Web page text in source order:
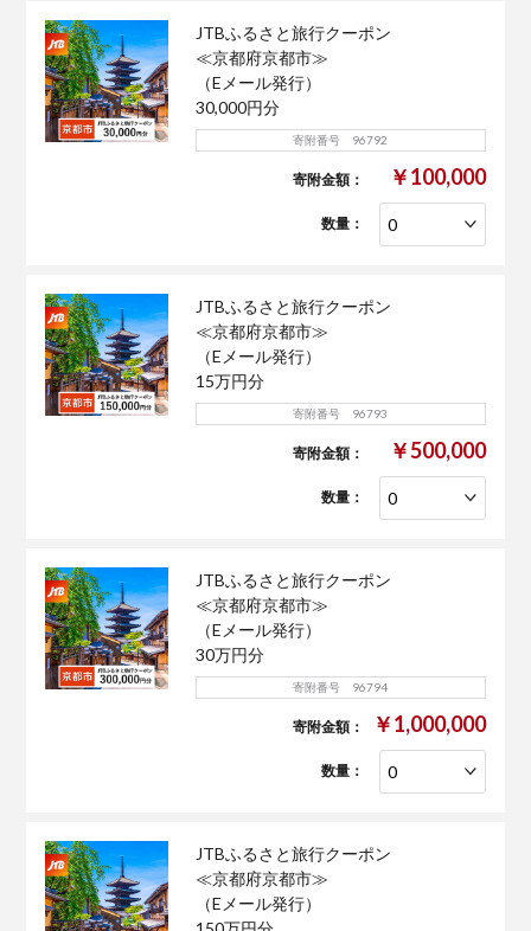
JTBふるさと旅行クーポン
≪京都府京都市≫
（Eメール発行）
30,000円分
寄附番号 96792
寄附金額： ￥100,000
数量：
JTBふるさと旅行クーポン
≪京都府京都市≫
（Eメール発行）
15万円分
寄附番号 96793
寄附金額： ￥500,000
数量：
JTBふるさと旅行クーポン
≪京都府京都市≫
（Eメール発行）
30万円分
寄附番号 96794
寄附金額： ￥1,000,000
数量：
JTBふるさと旅行クーポン
≪京都府京都市≫
（Eメール発行）